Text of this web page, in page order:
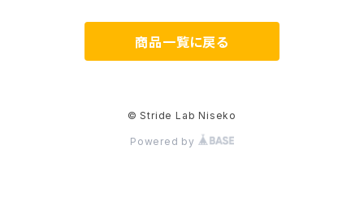
HIKER TRASH
商品一覧に戻る
© Stride Lab Niseko
Powered by